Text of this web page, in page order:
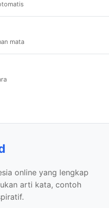
mata
online yang lengkap
arti kata, contoh